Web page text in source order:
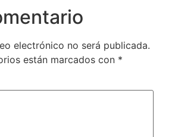
electrónico no será publicada.
están marcados con *